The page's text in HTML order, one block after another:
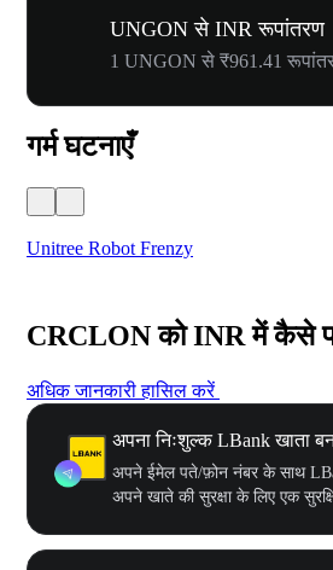
UNGON से INR रूपांतरण
1 UNGON से ₹961.41
गर्म घटनाएँ
Unitree Robot Frenzy
CRCLON को INR में कैसे
अधिक जानकारी हासिल करें
अपना निःशुल्क LBank खाता
अपने ईमेल पते/फ़ोन नंबर के साथ
अपने खाते की सुरक्षा के लिए एक